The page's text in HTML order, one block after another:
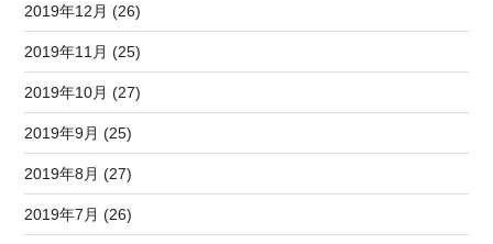
2019年12月 (26)
2019年11月 (25)
2019年10月 (27)
2019年9月 (25)
2019年8月 (27)
2019年7月 (26)